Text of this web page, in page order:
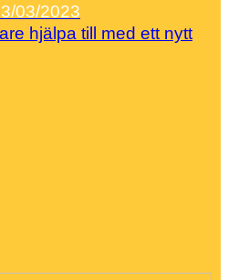
03/2023
hjälpa till med ett nytt